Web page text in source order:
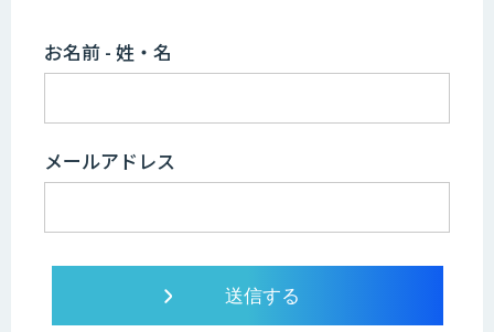
お名前 - 姓・名
メールアドレス